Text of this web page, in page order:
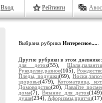
Вход Рейтинги
Выбрана рубрика Интересное....
Другие рубрики в этом
для деток(55),
Рукоделие,разное(105),
Пледы, подушки(69),
здоровье(479),Котоматрица,
Домоводство(20), Давайте
дома(7),Вязание для деток
души(234), Афоризмы,притчи